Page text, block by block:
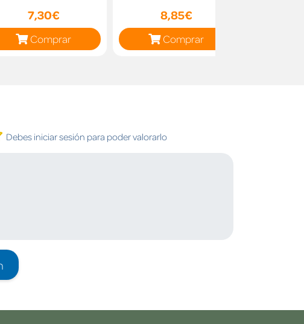
7,30€
Comprar
8,85€
Comprar
Debes iniciar sesión para poder valorarlo